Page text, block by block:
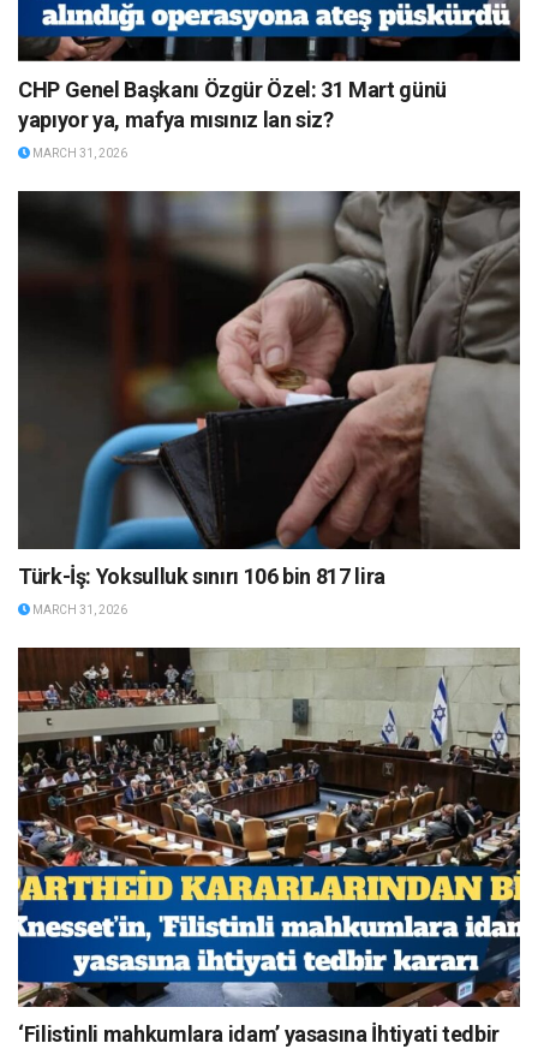
CHP Genel Başkanı Özgür Özel: 31 Mart günü
yapıyor ya, mafya mısınız lan siz?
MARCH 31, 2026
Türk-İş: Yoksulluk sınırı 106 bin 817 lira
MARCH 31, 2026
‘Filistinli mahkumlara idam’ yasasına İhtiyati tedbir